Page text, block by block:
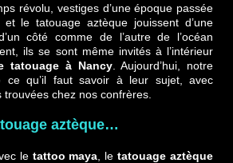
révolu, vestiges d’une époque passée
le tatouage aztèque jouissent d’une
côté comme de l’autre de l’océan
ils se sont même invités à l’intérieur
tatouage à Nancy. Aujourd’hui, notre
ce qu’il faut savoir à leur sujet, avec
chez nos confrères.
aztèque…
le tattoo maya , letatouage aztèque